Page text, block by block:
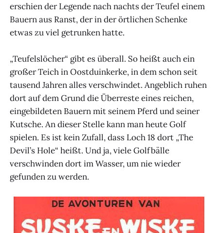
erschien der Legende nach nachts der Teufel einem
Bauern aus Ranst, der in der örtlichen Schenke
etwas zu viel getrunken hatte.
„Teufelslöcher“ gibt es überall. So heißt auch ein
großer Teich in Oostduinkerke, in dem schon seit
tausend Jahren alles verschwindet. Angeblich ruhen
dort auf dem Grund die Überreste eines reichen,
eingebildeten Bauern mit seinem Pferd und seiner
Kutsche. An dieser Stelle kann man heute Golf
spielen. Es ist kein Zufall, dass Loch 18 dort „The
Devil’s Hole“ heißt. Und ja, viele Golfbälle
verschwinden dort im Wasser, um nie wieder
gefunden zu werden.